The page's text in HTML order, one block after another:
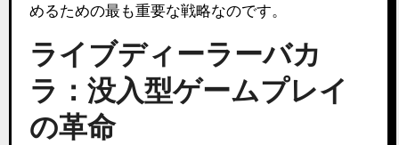
めるための最も重要な戦略なのです。
ライブディーラーバカ
ラ：没入型ゲームプレイ
の革命